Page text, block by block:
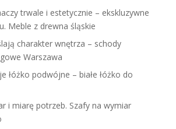
trwale i estetycznie – ekskluzywne
Meble z drewna śląskie
charakter wnętrza – schody
Warszawa
łóżko podwójne – białe łóżko do
i miarę potrzeb. Szafy na wymiar